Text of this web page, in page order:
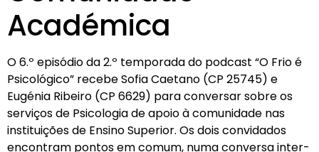
Académica
O 6.º episódio da 2.º temporada do podcast “O Frio é
Psicológico” recebe Sofia Caetano (CP 25745) e
Eugénia Ribeiro (CP 6629) para conversar sobre os
serviços de Psicologia de apoio à comunidade nas
instituições de Ensino Superior. Os dois convidados
encontram pontos em comum, numa conversa inter-